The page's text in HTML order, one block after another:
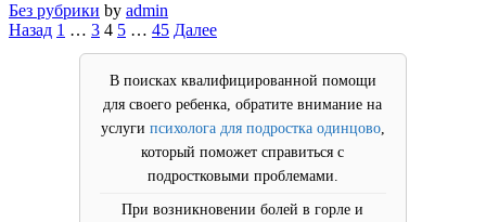
Без рубрики by admin
Пагинация
записей
Назад 1 … 3 4 5 … 45 Далее
В поисках квалифицированной помощи
для своего ребенка, обратите внимание на
услуги психолога для подростка одинцово,
который поможет справиться с
подростковыми проблемами.
При возникновении болей в горле и